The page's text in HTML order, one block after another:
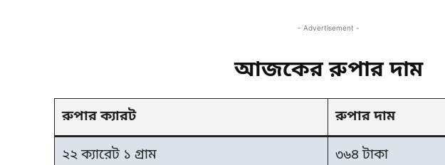
- Advertisement -
আজকের রুপার দাম
রুপার ক্যারট রুপার দাম
২২ ক্যারেট ১ গ্রাম ৩৬৪ টাকা